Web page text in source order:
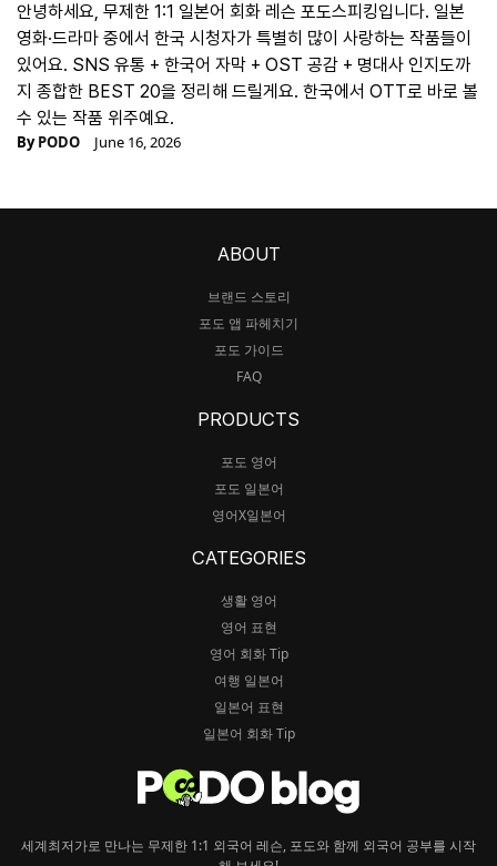
안녕하세요, 무제한 1:1 일본어 회화 레슨 포도스피킹입니다. 일본
영화·드라마 중에서 한국 시청자가 특별히 많이 사랑하는 작품들이
있어요. SNS 유통 + 한국어 자막 + OST 공감 + 명대사 인지도까
지 종합한 BEST 20을 정리해 드릴게요. 한국에서 OTT로 바로 볼
수 있는 작품 위주예요.
ByPODO June 16, 2026
ABOUT
브랜드 스토리
포도 앱 파헤치기
포도 가이드
FAQ
PRODUCTS
포도 영어
포도 일본어
영어X일본어
CATEGORIES
생활 영어
영어 표현
영어 회화 Tip
여행 일본어
일본어 표현
일본어 회화 Tip
세계최저가로 만나는 무제한 1:1 외국어 레슨, 포도와 함께 외국어 공부를 시작